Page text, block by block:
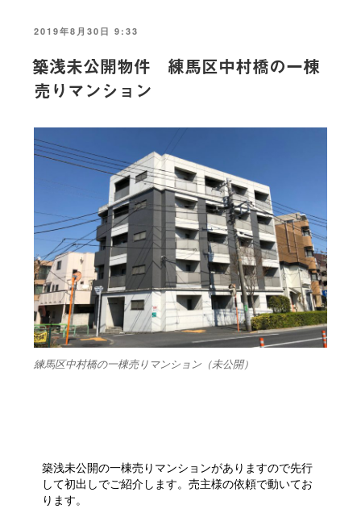
投
2019年8月30日 9:33
築浅未公開物件 練馬区中村橋の一棟
売りマンション
練馬区中村橋の一棟売りマンション（未公開）
築浅未公開の一棟売りマンションがありますので先行
して初出しでご紹介します。売主様の依頼で動いてお
ります。